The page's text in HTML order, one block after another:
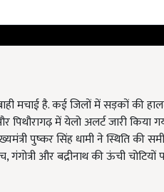
मचाई है. कई जिलों में सड़कों की
में येलो अलर्ट जारी किया
पुष्कर सिंह धामी ने स्थिति की
और बद्रीनाथ की ऊंची चोटियों